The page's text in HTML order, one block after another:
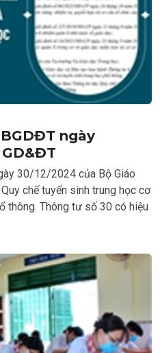
ngày
30/12/2024 của Bộ Giáo
chế tuyển sinh trung học cơ
thông. Thông tư số 30 có hiệu